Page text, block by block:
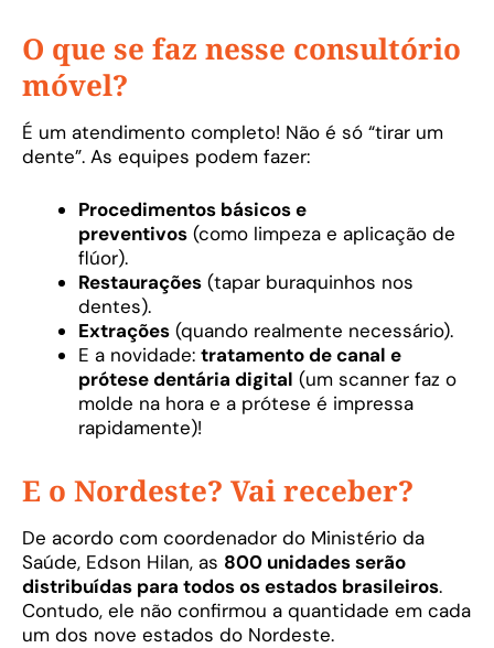
O que se faz nesse consultório
móvel?
É um atendimento completo! Não é só “tirar um
dente”. As equipes podem fazer:
Procedimentos básicos e
preventivos (como limpeza e aplicação de
flúor).
Restaurações (tapar buraquinhos nos
dentes).
Extrações (quando realmente necessário).
E a novidade: tratamento de canal e
prótese dentária digital (um scanner faz o
molde na hora e a prótese é impressa
rapidamente)!
E o Nordeste? Vai receber?
De acordo com coordenador do Ministério da
Saúde, Edson Hilan, as 800 unidades serão
distribuídas para todos os estados brasileiros.
Contudo, ele não confirmou a quantidade em cada
um dos nove estados do Nordeste.